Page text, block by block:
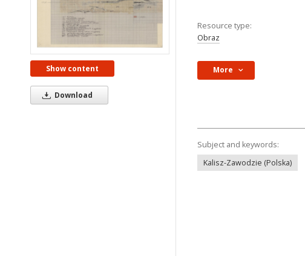
Show content
Download
Resource type:
Obraz
More
Subject and keywords:
Kalisz-Zawodzie (Polska)